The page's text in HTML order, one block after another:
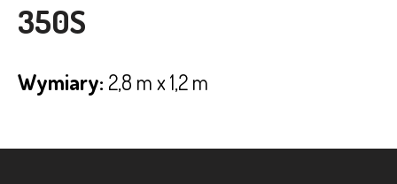
350S
Wymiary: 2,8 m x 1,2 m